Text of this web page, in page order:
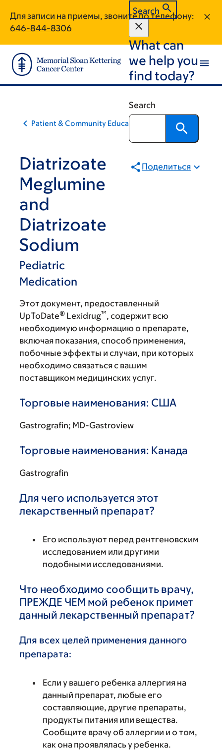
main
content
footer
Для записи на приемы, звоните по телефону:
646-844-8306
Search
What can
we help you
find today?
Search
Patient & Community Education
Diatrizoate
Meglumine
and
Diatrizoate
Sodium
Pediatric
Medication
Поделиться
Этот документ, предоставленный
UpToDate® Lexidrug™, содержит всю
необходимую информацию о препарате,
включая показания, способ применения,
побочные эффекты и случаи, при которых
необходимо связаться с вашим
поставщиком медицинских услуг.
Торговые наименования: США
Gastrografin; MD-Gastroview
Торговые наименования: Канада
Gastrografin
Для чего используется этот
лекарственный препарат?
Его используют перед рентгеновским
исследованием или другими
подобными исследованиями.
Что необходимо сообщить врачу,
ПРЕЖДЕ ЧЕМ мой ребенок примет
данный лекарственный препарат?
Для всех целей применения данного
препарата:
Если у вашего ребенка аллергия на
данный препарат, любые его
составляющие, другие препараты,
продукты питания или вещества.
Сообщите врачу об аллергии и о том,
как она проявлялась у ребенка.